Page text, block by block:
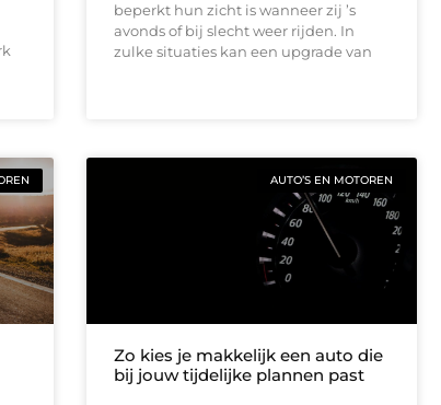
beperkt hun zicht is wanneer zij ’s
avonds of bij slecht weer rijden. In
zulke situaties kan een upgrade van
AUTO’S EN MOTOREN
Zo kies je makkelijk een auto die
bij jouw tijdelijke plannen past